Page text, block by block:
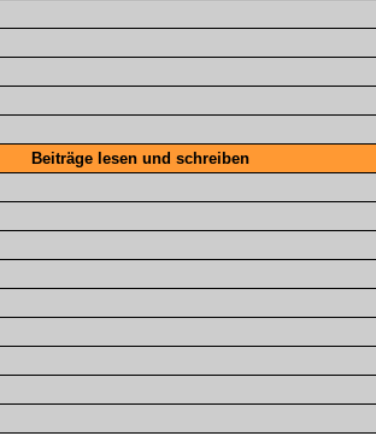
Beiträge lesen und schreiben